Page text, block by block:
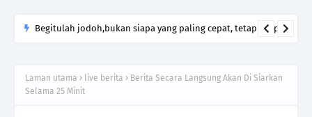
Yang Mengecewakanmu Itu Manusia, Tetapi Mengapa Allah
Laman utama live berita
Berita Secara Langsung Akan Di Siarkan
Selama 25 Minit